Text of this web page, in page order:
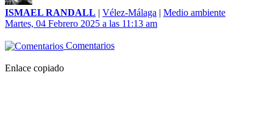
ISMAEL RANDALL | Vélez-Málaga | Medio ambiente
Martes, 04 Febrero 2025 a las 11:13 am
Comentarios
Enlace copiado